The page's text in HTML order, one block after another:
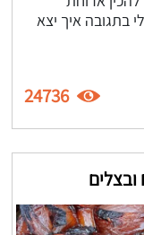
בתגובה איך יצא
24736
ובצלים